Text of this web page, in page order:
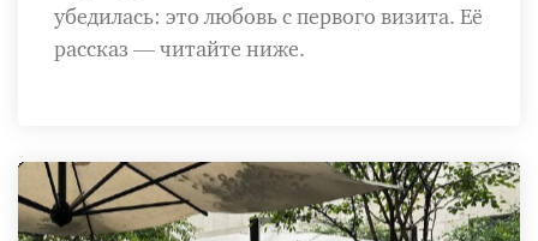
убедилась: это любовь с первого визита. Её
рассказ — читайте ниже.